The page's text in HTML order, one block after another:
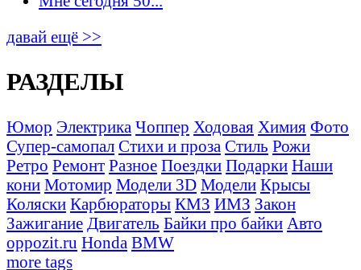
давай ещё >>
РАЗДЕЛЫ
Юмор Электрика Чоппер Ходовая Химия Фото
Супер-самопал Стихи и проза Стиль Рожи
Ретро Ремонт Разное Поездки Подарки Наши
кони Мотомир Модели 3D Модели Крысы
Коляски Карбюраторы КМЗ ИМЗ Закон
Зажигание Двигатель Байки про байки Авто
oppozit.ru Honda BMW
more tags